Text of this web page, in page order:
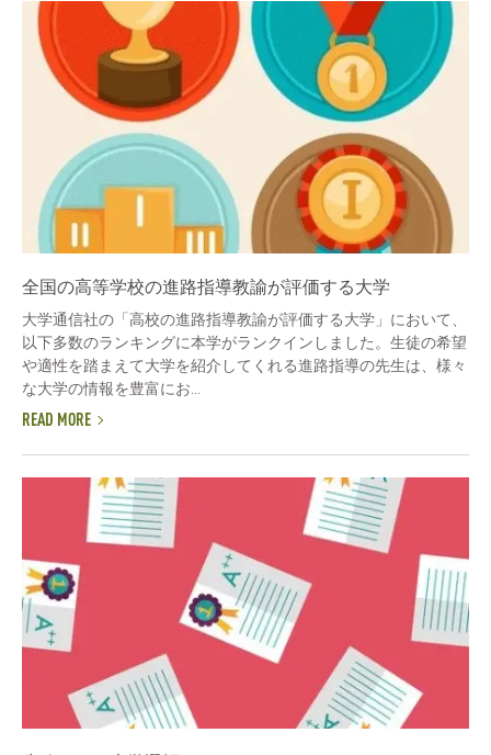
全国の高等学校の進路指導教諭が評価する大学
大学通信社の「高校の進路指導教諭が評価する大学」において、
以下多数のランキングに本学がランクインしました。生徒の希望
や適性を踏まえて大学を紹介してくれる進路指導の先生は、様々
な大学の情報を豊富にお...
READ MORE